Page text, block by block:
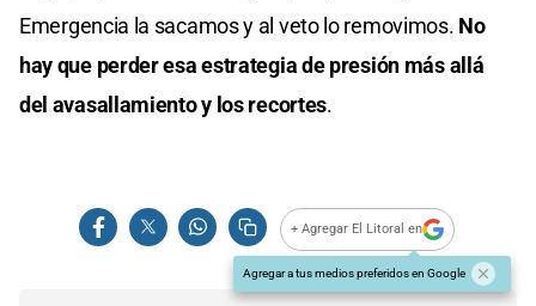
Emergencia la sacamos y al veto lo removimos. No
hay que perder esa estrategia de presión más allá
del avasallamiento y los recortes.
+ Agregar El Litoral en
Agregar a tus medios preferidos en Google